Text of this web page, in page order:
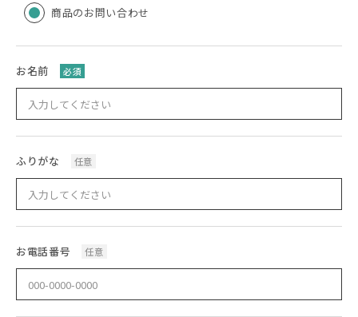
商品のお問い合わせ
お名前 必須
ふりがな 任意
お電話番号 任意